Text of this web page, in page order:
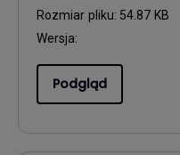
Rozmiar pliku: 54.87 KB
Wersja:
Podgląd